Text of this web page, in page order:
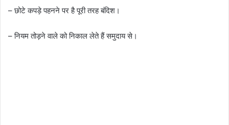
– छोटे कपड़े पहनने पर है पूरी तरह बंदिश।
– नियम तोड़ने वाले को निकाल लेते हैं समुदाय से।